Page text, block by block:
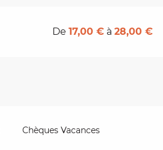
De17,00 € à28,00 €
Chèques Vacances